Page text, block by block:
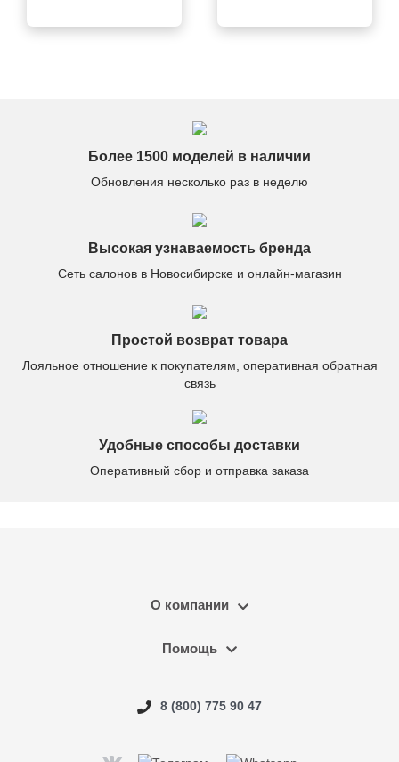
Более 1500 моделей в наличии
Обновления несколько раз в неделю
Высокая узнаваемость бренда
Сеть салонов в Новосибирске и онлайн-магазин
Простой возврат товара
Лояльное отношение к покупателям, оперативная обратная
связь
Удобные способы доставки
Оперативный сбор и отправка заказа
О компании
Помощь
8 (800) 775 90 47